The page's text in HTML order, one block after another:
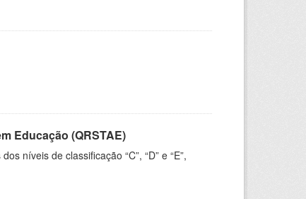
Educação (QRSTAE)
níveis de classificação “C”, “D” e “E”,